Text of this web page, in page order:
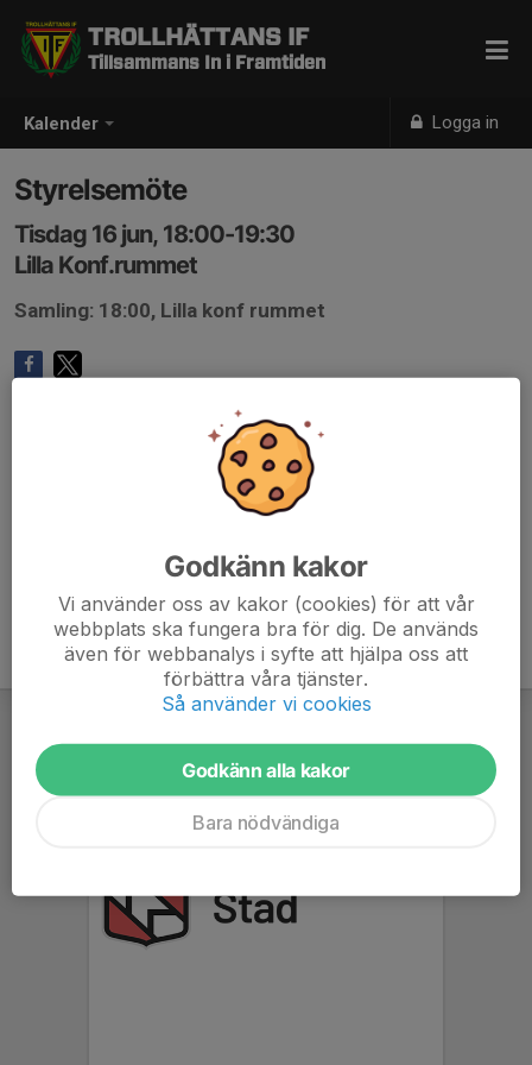
Kalender Logga in
TROLLHÄTTANS IF
Tillsammans In i Framtiden
Styrelsemöte
Tisdag 16 jun, 18:00-19:30
Lilla Konf.rummet
Samling: 18:00, Lilla konf rummet
Godkänn kakor
Vi använder oss av kakor (cookies) för att vår
webbplats ska fungera bra för dig. De används
även för webbanalys i syfte att hjälpa oss att
förbättra våra tjänster.
Så använder vi cookies
Godkänn alla kakor
Bara nödvändiga